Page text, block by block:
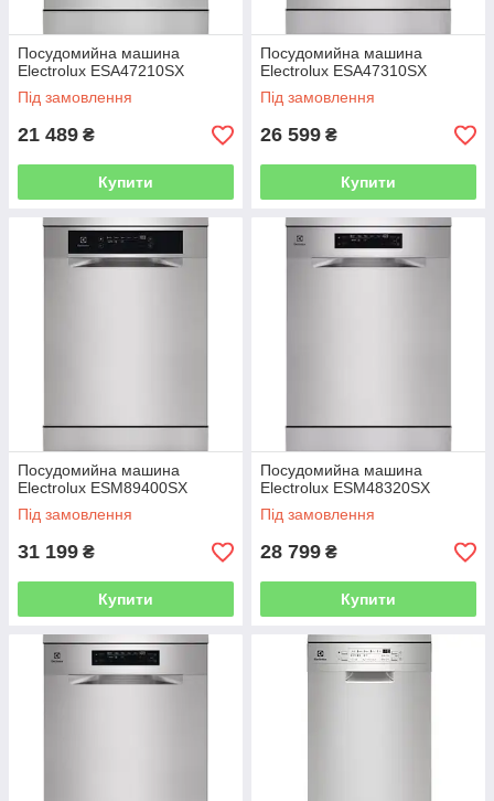
Посудомийна машина
Electrolux ESA47210SX
Під замовлення
21 489 ₴
Купити
Посудомийна машина
Electrolux ESA47310SX
Під замовлення
26 599 ₴
Купити
Посудомийна машина
Electrolux ESM89400SX
Під замовлення
31 199 ₴
Купити
Посудомийна машина
Electrolux ESM48320SX
Під замовлення
28 799 ₴
Купити